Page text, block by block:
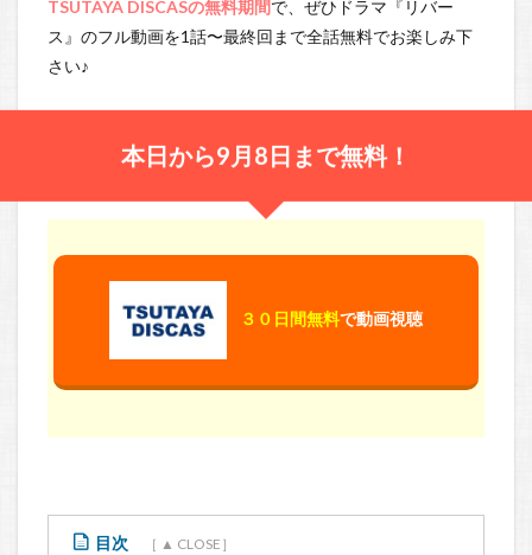
TSUTAYA DISCASの無料期間で、ぜひドラマ『リバー
ス』のフル動画を1話〜最終回まで全話無料でお楽しみ下
さい♪
本日から9月8日まで無料！
３０日間無料で動画視聴
目次